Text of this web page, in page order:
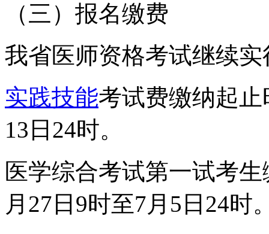
（三）报名缴费
我省医师资格考试继续
实践技能考试费缴纳起止
13日24时。
医学综合考试第一试考
月27日9时至7月5日24时